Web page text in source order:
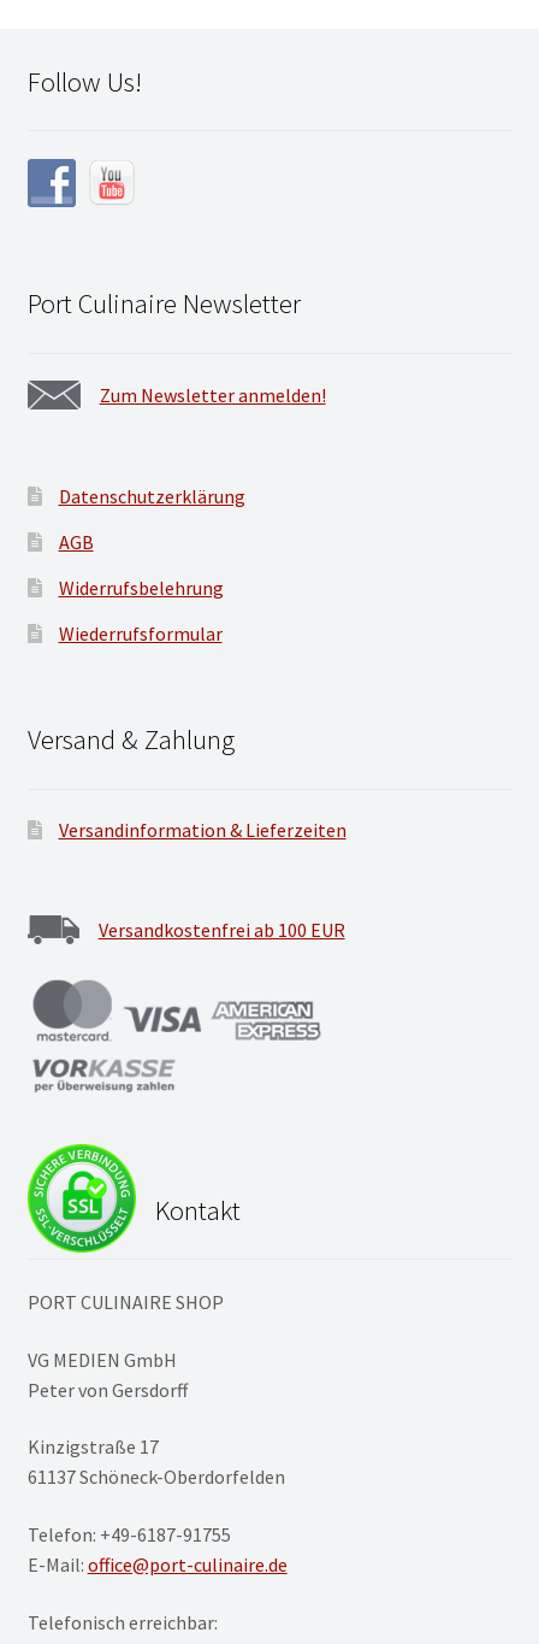
Follow Us!
Port Culinaire Newsletter
Zum Newsletter anmelden!
Datenschutzerklärung
AGB
Widerrufsbelehrung
Wiederrufsformular
Versand & Zahlung
Versandinformation & Lieferzeiten
Versandkostenfrei ab 100 EUR
Kontakt
PORT CULINAIRE SHOP
VG MEDIEN GmbH
Peter von Gersdorff
Kinzigstraße 17
61137 Schöneck-Oberdorfelden
Telefon: +49-6187-91755
E-Mail: office@port-culinaire.de
Telefonisch erreichbar: